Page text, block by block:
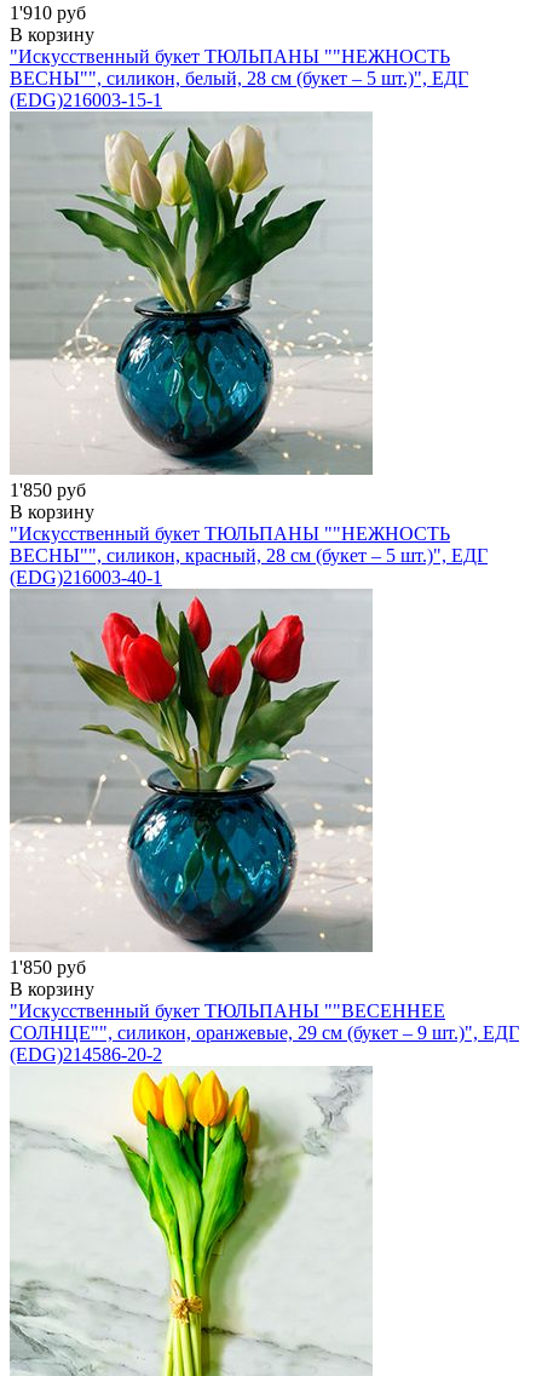
1'910 руб
В корзину
"Искусственный букет ТЮЛЬПАНЫ ""НЕЖНОСТЬ
ВЕСНЫ"", силикон, белый, 28 см (букет – 5 шт.)", ЕДГ
(EDG)216003-15-1
1'850 руб
В корзину
"Искусственный букет ТЮЛЬПАНЫ ""НЕЖНОСТЬ
ВЕСНЫ"", силикон, красный, 28 см (букет – 5 шт.)", ЕДГ
(EDG)216003-40-1
1'850 руб
В корзину
"Искусственный букет ТЮЛЬПАНЫ ""ВЕСЕННЕЕ
СОЛНЦЕ"", силикон, оранжевые, 29 см (букет – 9 шт.)", ЕДГ
(EDG)214586-20-2